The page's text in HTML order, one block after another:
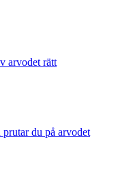
arvodet rätt
du på arvodet